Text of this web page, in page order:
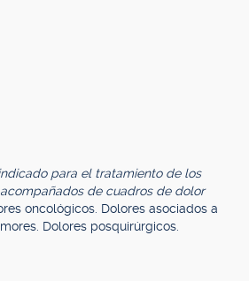
para el tratamiento de los
de cuadros de dolor
oncológicos. Dolores asociados a
Dolores posquirúrgicos.